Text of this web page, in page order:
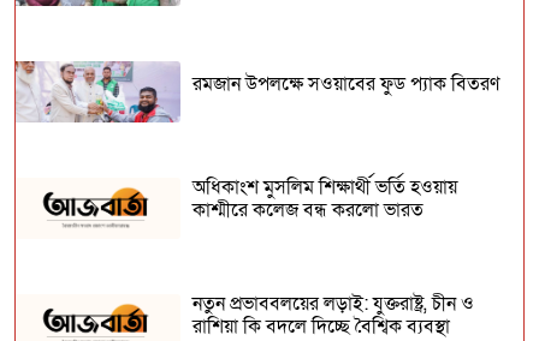
ঈদকে সামনে রেখে সারাদেশে নিরাপত্তা
রমজান উপলক্ষে সওয়াবের ফুড প্যাক বিতরণ
অধিকাংশ মুসলিম শিক্ষার্থী ভর্তি হওয়ায়
কাশ্মীরে কলেজ বন্ধ করলো ভারত
নতুন প্রভাববলয়ের লড়াই: যুক্তরাষ্ট্র, চীন ও
রাশিয়া কি বদলে দিচ্ছে বৈশ্বিক ব্যবস্থা